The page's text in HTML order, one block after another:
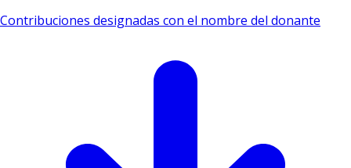
Contribuciones designadas con el nombre del donante